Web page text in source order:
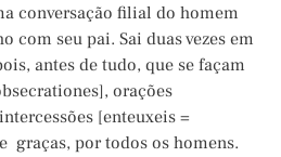
conversação filial do homem
com seu pai. Sai duas vezes em
antes de tudo, que se façam
orações
[enteuxeis =
graças, por todos os homens.